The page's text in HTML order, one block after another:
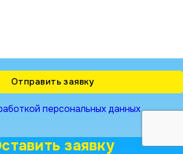
персональных данных
заявку